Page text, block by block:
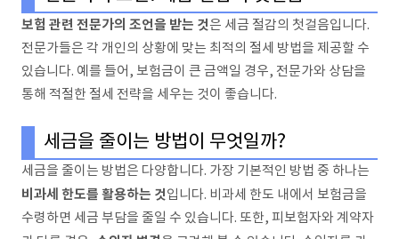
보험 관련 전문가의 조언을 받는 것은 세금 절감의 첫걸음입니다.
전문가들은 각 개인의 상황에 맞는 최적의 절세 방법을 제공할 수
있습니다. 예를 들어, 보험금이 큰 금액일 경우, 전문가와 상담을
통해 적절한 절세 전략을 세우는 것이 좋습니다.
세금을 줄이는 방법이 무엇일까?
세금을 줄이는 방법은 다양합니다. 가장 기본적인 방법 중 하나는
비과세 한도를 활용하는 것입니다. 비과세 한도 내에서 보험금을
수령하면 세금 부담을 줄일 수 있습니다. 또한, 피보험자와 계약자